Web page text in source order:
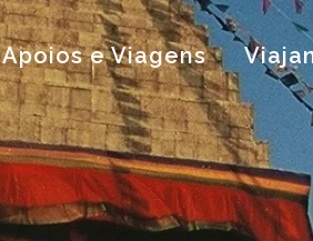
Apoios e Viagens